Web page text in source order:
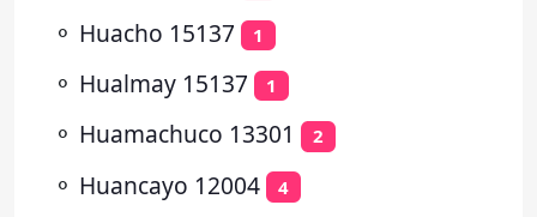
⚬ Huacho 15137 1
⚬ Hualmay 15137 1
⚬ Huamachuco 13301 2
⚬ Huancayo 12004 4